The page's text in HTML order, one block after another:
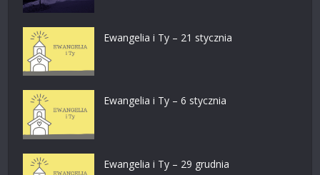
Ewangelia i Ty – 21 stycznia
Ewangelia i Ty – 6 stycznia
Ewangelia i Ty – 29 grudnia